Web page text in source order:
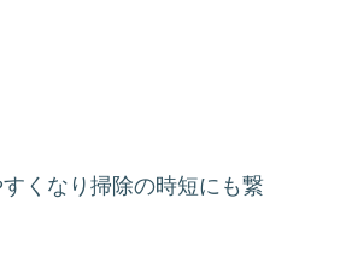
くなり掃除の時短にも繋